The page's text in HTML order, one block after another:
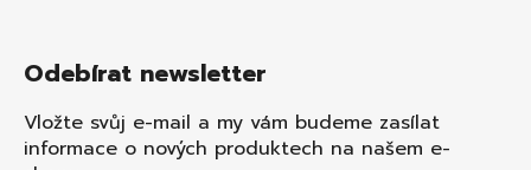
Odebírat newsletter
Vložte svůj e-mail a my vám budeme zasílat
informace o nových produktech na našem e-